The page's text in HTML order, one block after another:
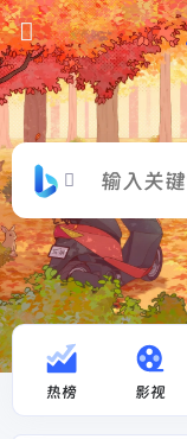
热榜 影视